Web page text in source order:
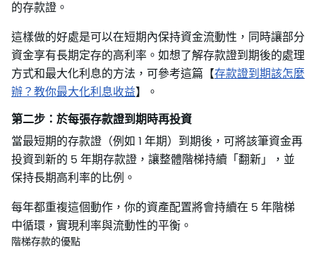
的存款證。
這樣做的好處是可以在短期內保持資金流動性，同時讓部分
資金享有長期定存的高利率。如想了解存款證到期後的處理
方式和最大化利息的方法，可參考這篇【存款證到期該怎麼
辦？教你最大化利息收益】。
第二步：於每張存款證到期時再投資
當最短期的存款證（例如 1 年期）到期後，可將該筆資金再
投資到新的 5 年期存款證，讓整體階梯持續「翻新」，並
保持長期高利率的比例。
每年都重複這個動作，你的資產配置將會持續在 5 年階梯
中循環，實現利率與流動性的平衡。
階梯存款的優點